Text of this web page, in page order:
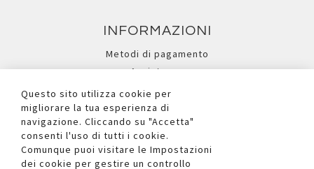
INFORMAZIONI
Metodi di pagamento
Assistenza
Ricerca avanzata
I NOSTRI SOCIAL
Questo sito utilizza cookie per
migliorare la tua esperienza di
navigazione. Cliccando su "Accetta"
consenti l'uso di tutti i cookie.
Comunque puoi visitare le Impostazioni
dei cookie per gestire un controllo